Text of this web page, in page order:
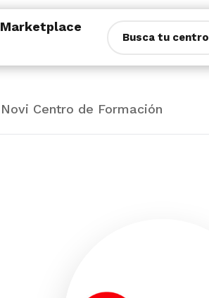
Marketplace
Busca tu centro
Novi Centro de Formación